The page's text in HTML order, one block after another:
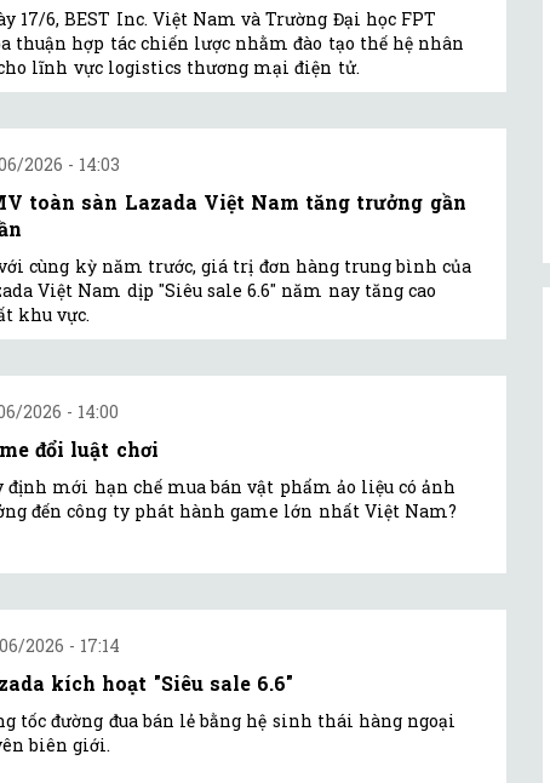
17/6, BEST Inc. Việt Nam và Trường Đại học FPT
thuận hợp tác chiến lược nhằm đào tạo thế hệ nhân
lĩnh vực logistics thương mại điện tử.
2026 - 14:03
toàn sàn Lazada Việt Nam tăng trưởng gần
cùng kỳ năm trước, giá trị đơn hàng trung bình của
Việt Nam dịp "Siêu sale 6.6" năm nay tăng cao
khu vực.
2026 - 14:00
đổi luật chơi
định mới hạn chế mua bán vật phẩm ảo liệu có ảnh
đến công ty phát hành game lớn nhất Việt Nam?
2026 - 17:14
kích hoạt "Siêu sale 6.6"
tốc đường đua bán lẻ bằng hệ sinh thái hàng ngoại
biên giới.